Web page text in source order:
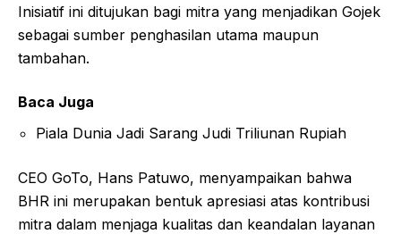
Inisiatif ini ditujukan bagi mitra yang menjadikan Gojek
sebagai sumber penghasilan utama maupun
tambahan.
Baca Juga
Piala Dunia Jadi Sarang Judi Triliunan Rupiah
CEO GoTo, Hans Patuwo, menyampaikan bahwa
BHR ini merupakan bentuk apresiasi atas kontribusi
mitra dalam menjaga kualitas dan keandalan layanan